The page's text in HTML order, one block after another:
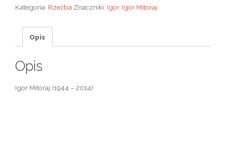
Kategoria: Rzeźba Znaczniki: Igor, Igor Mitoraj
Opis
Opis
Igor Mitoraj (1944 – 2014)